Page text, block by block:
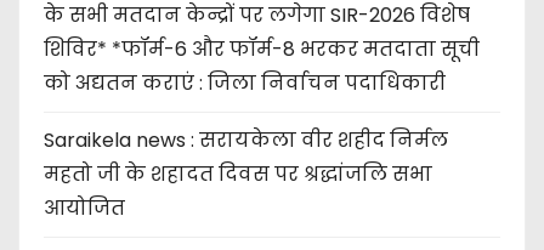
के सभी मतदान केन्द्रों पर लगेगा SIR-2026 विशेष
शिविर* *फॉर्म-6 और फॉर्म-8 भरकर मतदाता सूची
को अद्यतन कराएं : जिला निर्वाचन पदाधिकारी
Saraikela news : सरायकेला वीर शहीद निर्मल
महतो जी के शहादत दिवस पर श्रद्धांजलि सभा
आयोजित